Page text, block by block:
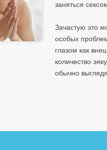
заняться
Зачастую это
особых
глазом как
количество
обычно